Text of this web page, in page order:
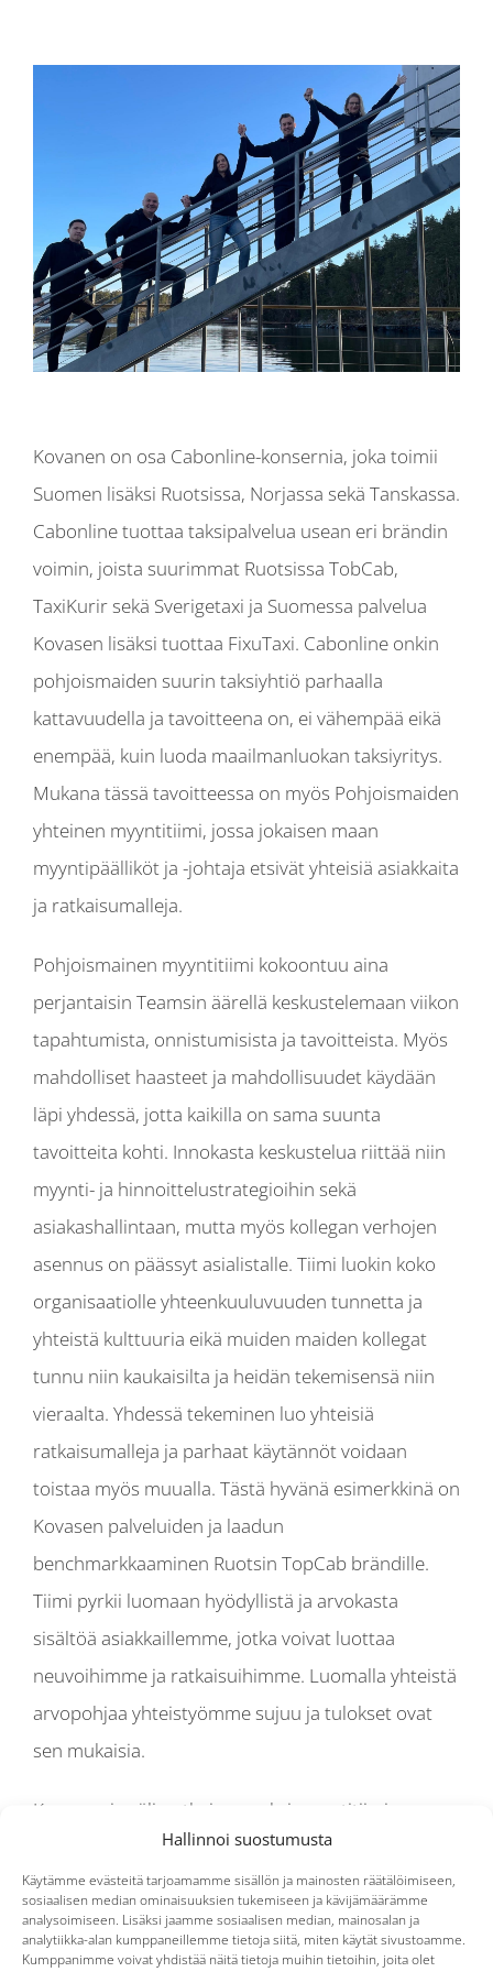
Hallinnoi suostumusta
Käytämme evästeitä tarjoamamme sisällön ja mainosten räätälöimiseen,
sosiaalisen median ominaisuuksien tukemiseen ja kävijämäärämme
analysoimiseen. Lisäksi jaamme sosiaalisen median, mainosalan ja
analytiikka-alan kumppaneillemme tietoja siitä, miten käytät sivustoamme.
Kumppanimme voivat yhdistää näitä tietoja muihin tietoihin, joita olet
Kovanen on osa Cabonline-konsernia, joka toimii
Suomen lisäksi Ruotsissa, Norjassa sekä Tanskassa.
Cabonline tuottaa taksipalvelua usean eri brändin
voimin, joista suurimmat Ruotsissa TobCab,
TaxiKurir sekä Sverigetaxi ja Suomessa palvelua
Kovasen lisäksi tuottaa FixuTaxi. Cabonline onkin
pohjoismaiden suurin taksiyhtiö parhaalla
kattavuudella ja tavoitteena on, ei vähempää eikä
enempää, kuin luoda maailmanluokan taksiyritys.
Mukana tässä tavoitteessa on myös Pohjoismaiden
yhteinen myyntitiimi, jossa jokaisen maan
myyntipäälliköt ja -johtaja etsivät yhteisiä asiakkaita
ja ratkaisumalleja.
Pohjoismainen myyntitiimi kokoontuu aina
perjantaisin Teamsin äärellä keskustelemaan viikon
tapahtumista, onnistumisista ja tavoitteista. Myös
mahdolliset haasteet ja mahdollisuudet käydään
läpi yhdessä, jotta kaikilla on sama suunta
tavoitteita kohti. Innokasta keskustelua riittää niin
myynti- ja hinnoittelustrategioihin sekä
asiakashallintaan, mutta myös kollegan verhojen
asennus on päässyt asialistalle. Tiimi luokin koko
organisaatiolle yhteenkuuluvuuden tunnetta ja
yhteistä kulttuuria eikä muiden maiden kollegat
tunnu niin kaukaisilta ja heidän tekemisensä niin
vieraalta. Yhdessä tekeminen luo yhteisiä
ratkaisumalleja ja parhaat käytännöt voidaan
toistaa myös muualla. Tästä hyvänä esimerkkinä on
Kovasen palveluiden ja laadun
benchmarkkaaminen Ruotsin TopCab brändille.
Tiimi pyrkii luomaan hyödyllistä ja arvokasta
sisältöä asiakkaillemme, jotka voivat luottaa
neuvoihimme ja ratkaisuihimme. Luomalla yhteistä
arvopohjaa yhteistyömme sujuu ja tulokset ovat
sen mukaisia.
Koronan ja välimatkojen vuoksi myyntitiimi
kokoontuu aina etänä, mutta alkuvuodesta he
pääsivät viimein tapaamaan yhdessä Ruotsissa
kahden päivän myyntipäivien merkeissä. Tunnelma
oli riemukas, kun vihdoin aikaa tutustua ja